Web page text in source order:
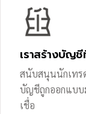
เราสร้างบัญ
สนับสนุนนักเทร
บัญชีถูกออกแบบ
เชื่อ